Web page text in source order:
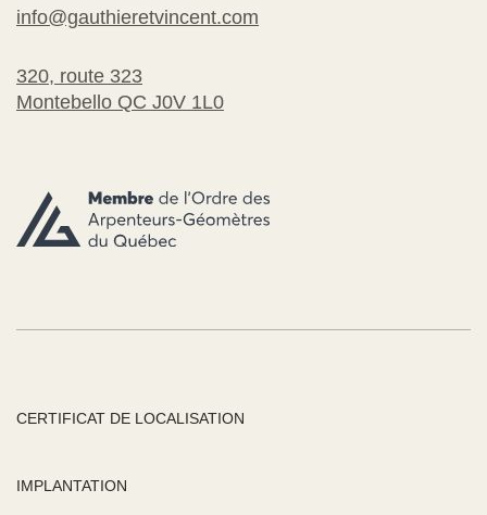
info@gauthieretvincent.com
320, route 323
Montebello QC J0V 1L0
CERTIFICAT DE LOCALISATION
IMPLANTATION